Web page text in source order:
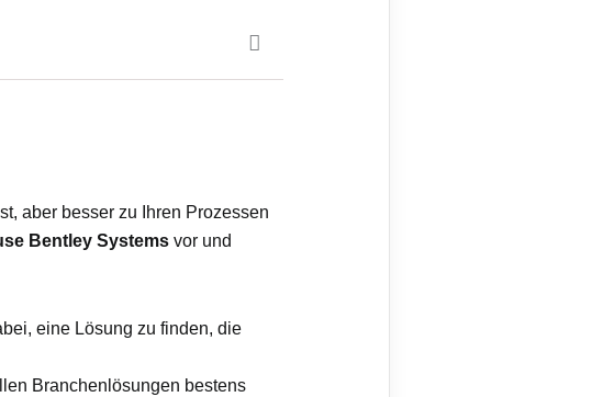
aber besser zu Ihren Prozessen
Bentley Systems vor und
eine Lösung zu finden, die
Branchenlösungen bestens